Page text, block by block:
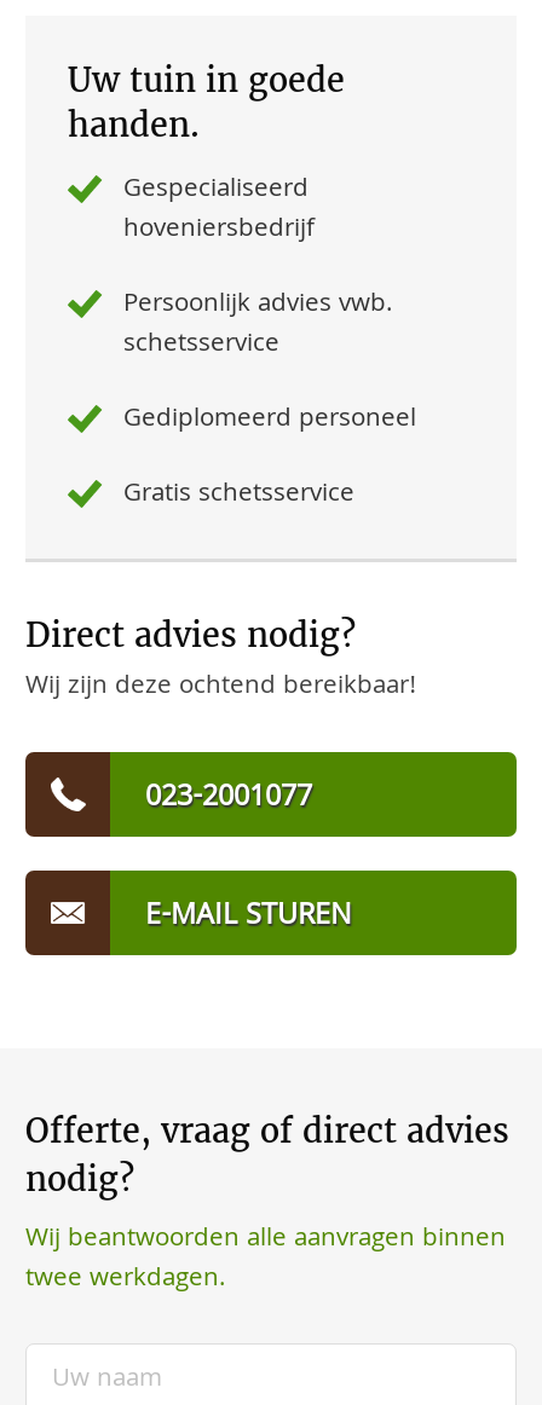
Uw tuin in goede
handen.
Gespecialiseerd
hoveniersbedrijf
Persoonlijk advies vwb.
schetsservice
Gediplomeerd personeel
Gratis schetsservice
Direct advies nodig?
Wij zijn deze ochtend bereikbaar!
023-2001077
E-MAIL STUREN
Offerte, vraag of direct advies
nodig?
Wij beantwoorden alle aanvragen binnen
twee werkdagen.